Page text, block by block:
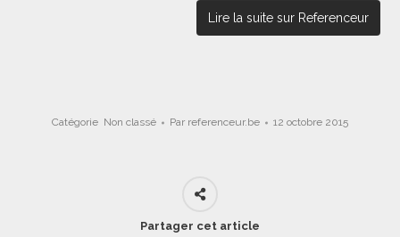
Lire la suite sur Referenceur
Catégorie Non classé Par referenceur.be 12 octobre 2015
Partager cet article